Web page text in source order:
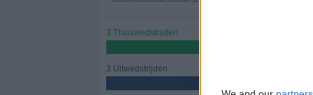
3 Thuiswedstrijden
3 Uitwedstrijden